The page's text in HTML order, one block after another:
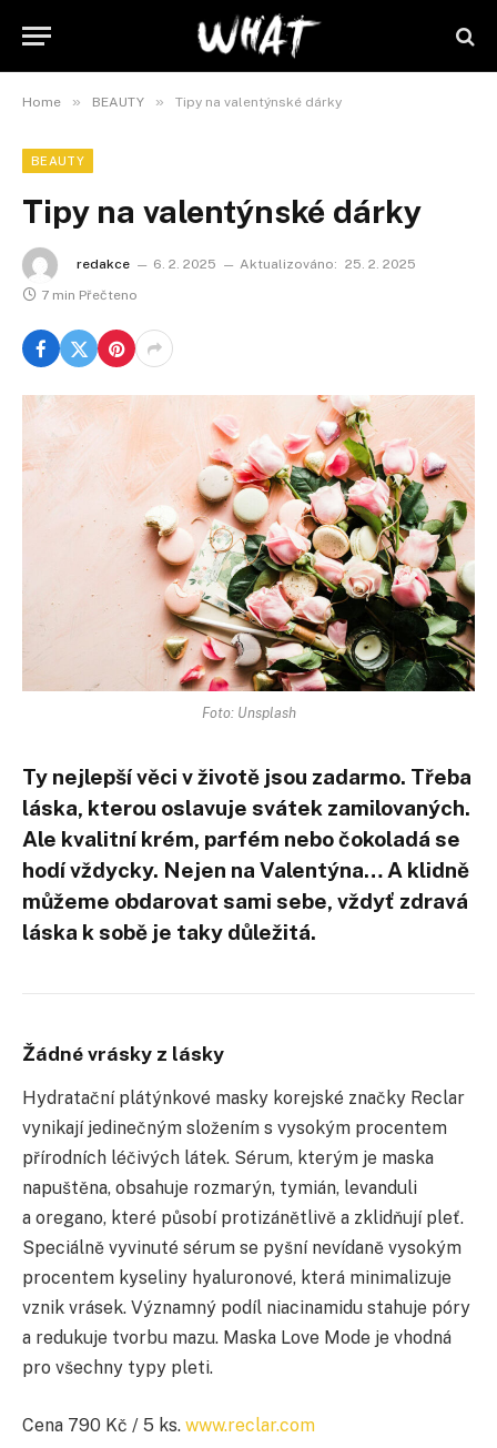
Home » BEAUTY » Tipy na valentýnské dárky
BEAUTY
Tipy na valentýnské dárky
redakce 6. 2. 2025 Aktualizováno: 25. 2. 2025
7 min Přečteno
Foto: Unsplash
Ty nejlepší věci v životě jsou zadarmo. Třeba
láska, kterou oslavuje svátek zamilovaných.
Ale kvalitní krém, parfém nebo čokoladá se
hodí vždycky. Nejen na Valentýna… A klidně
můžeme obdarovat sami sebe, vždyť zdravá
láska k sobě je taky důležitá.
Žádné vrásky z lásky
Hydratační plátýnkové masky korejské značky Reclar
vynikají jedinečným složením s vysokým procentem
přírodních léčivých látek. Sérum, kterým je maska
napuštěna, obsahuje rozmarýn, tymián, levanduli
a oregano, které působí protizánětlivě a zklidňují pleť.
Speciálně vyvinuté sérum se pyšní nevídaně vysokým
procentem kyseliny hyaluronové, která minimalizuje
vznik vrásek. Významný podíl niacinamidu stahuje póry
a redukuje tvorbu mazu. Maska Love Mode je vhodná
pro všechny typy pleti.
Cena 790 Kč / 5 ks. www.reclar.com